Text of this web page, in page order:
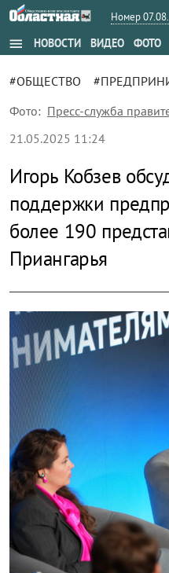
Номер
menu НОВОСТИ ВИДЕО ФОТО
#ОБЩЕСТВО
Фото: Пресс-служба
21.05.2025 11:24
Игорь Кобзев
поддержки
более 190
Приангарья